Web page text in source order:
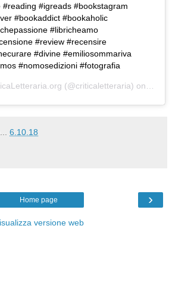
#igreads #bookstagram
#bookaddict #bookaholic
#libricheamo
#review #recensire
#divine #emiliosommariva
#nomosedizioni #fotografia
(@criticaletteraria) on
6.10.18
›
Home page
versione web